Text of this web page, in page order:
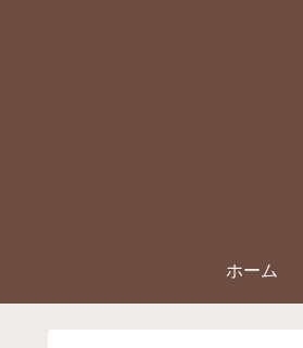
ホーム